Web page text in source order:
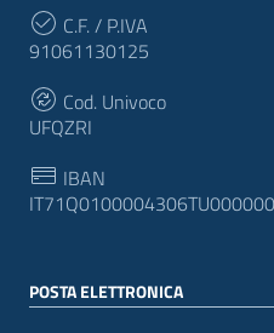
C.F. / P.IVA
91061130125
Cod. Univoco
UFQZRI
IBAN
POSTA ELETTRONICA